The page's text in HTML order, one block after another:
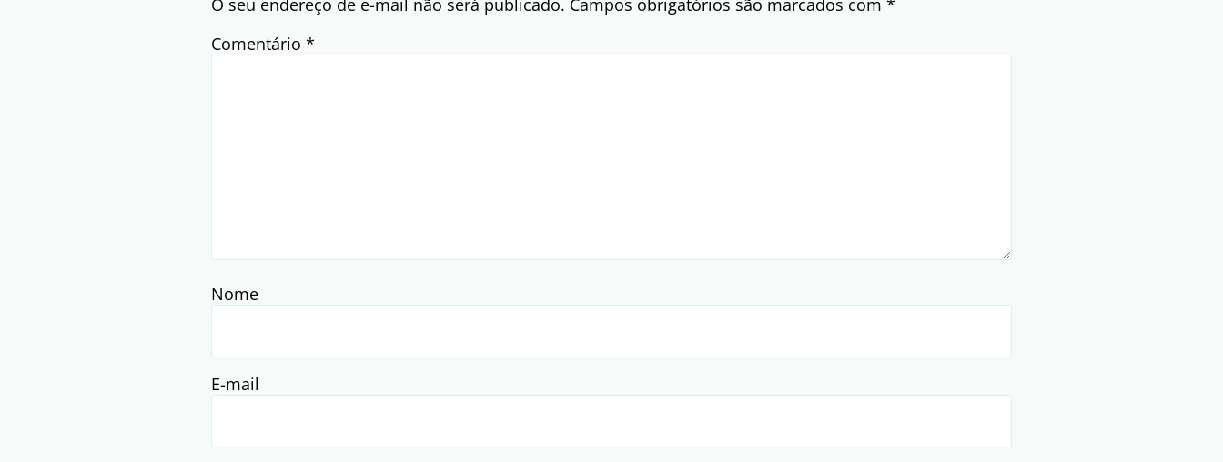
Comentário *
Nome
E-mail